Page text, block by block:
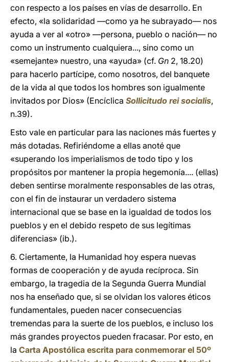
con respecto a los países en vías de desarrollo. En
efecto, «la solidaridad —como ya he subrayado— nos
ayuda a ver al «otro» —persona, pueblo o nación— no
como un instrumento cualquiera..., sino como un
«semejante» nuestro, una «ayuda» (cf. Gn 2, 18.20)
para hacerlo partícipe, como nosotros, del banquete
de la vida al que todos los hombres son igualmente
invitados por Dios» (Encíclica Sollicitudo rei socialis,
n.39).
Esto vale en particular para las naciones más fuertes y
más dotadas. Refiriéndome a ellas anoté que
«superando los imperialismos de todo tipo y los
propósitos por mantener la propia hegemonía.... (ellas)
deben sentirse moralmente responsables de las otras,
con el fin de instaurar un verdadero sistema
internacional que se base en la igualdad de todos los
pueblos y en el debido respeto de sus legítimas
diferencias» (ib.).
6. Ciertamente, la Humanidad hoy espera nuevas
formas de cooperación y de ayuda recíproca. Sin
embargo, la tragedia de la Segunda Guerra Mundial
nos ha enseñado que, si se olvidan los valores éticos
fundamentales, pueden nacer consecuencias
tremendas para la suerte de los pueblos, e incluso los
más grandes proyectos pueden fracasar. Por esto, en
la Carta Apostólica escrita para conmemorar el 50º